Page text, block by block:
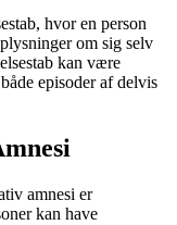
hvor en person
om sig selv
kan være
episoder af delvis
amnesi er
kan have